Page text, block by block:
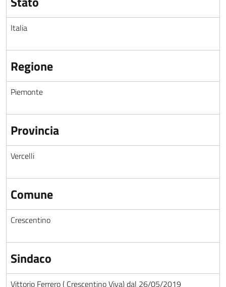
Italia
Regione
Piemonte
Provincia
Vercelli
Comune
Crescentino
Sindaco
Vittorio Ferrero ( Crescentino Viva) dal 26/05/2019